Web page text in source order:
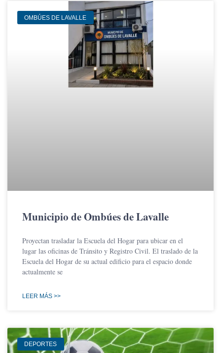
OMBÚES DE LAVALLE
Municipio de Ombúes de Lavalle
Proyectan trasladar la Escuela del Hogar para ubicar en el
lugar las oficinas de Tránsito y Registro Civil. El traslado de la
Escuela del Hogar de su actual edificio para el espacio donde
actualmente se
LEER MÁS >>
DEPORTES